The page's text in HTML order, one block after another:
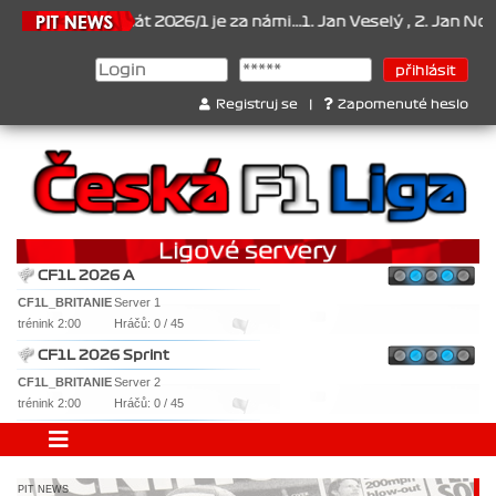
2026/1 je za námi...1. Jan Veselý , 2. Jan Nováček , 3.
Registruj se Zapomenuté heslo
CF1L 2026 A
CF1L_BRITANIEServer 1
trénink 2:00
Hráčů: 0 / 45
CF1L 2026 Sprint
CF1L_BRITANIEServer 2
trénink 2:00
Hráčů: 0 / 45
PIT NEWS